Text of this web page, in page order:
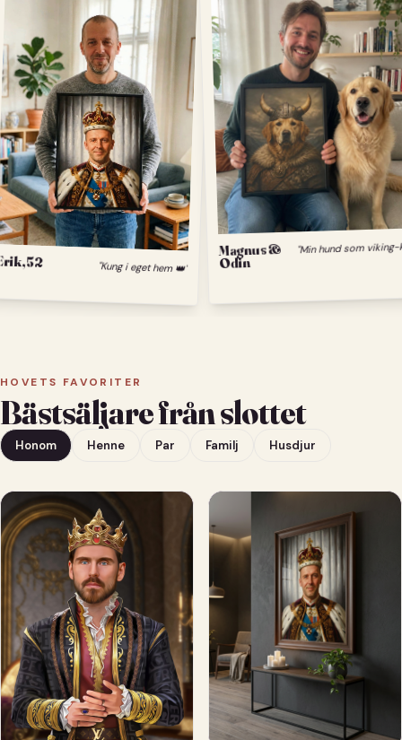
52 "Kung i eget hem 👑"
Magnus &
Odin
HOVETS FAVORITER
Bästsäljare från slottet
Honom Henne Par Familj Husdjur